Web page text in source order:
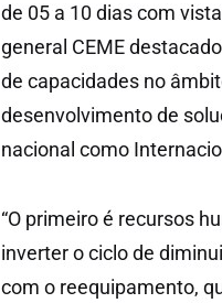
de 05 a 10 dias com
general CEME
de capacidades no
desenvolvimento de
nacional como
“O primeiro é recursos
inverter o ciclo de
com o reequipamento,